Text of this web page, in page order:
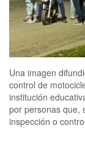
Una imagen
control de
institución
por personas que,
inspección o